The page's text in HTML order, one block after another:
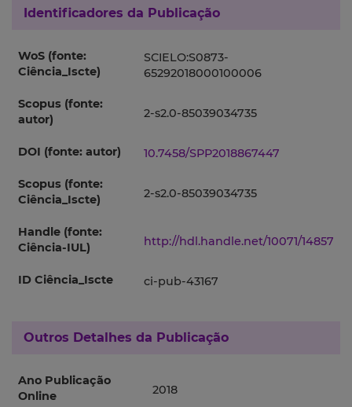
Identificadores da Publicação
WoS (fonte:
Ciência_Iscte)
SCIELO:S0873-
65292018000100006
Scopus (fonte:
autor)
2-s2.0-85039034735
DOI (fonte: autor) 10.7458/SPP2018867447
Scopus (fonte:
Ciência_Iscte)
2-s2.0-85039034735
Handle (fonte:
Ciência-IUL)
http://hdl.handle.net/10071/14857
ID Ciência_Iscte ci-pub-43167
Outros Detalhes da Publicação
Ano Publicação
Online
2018